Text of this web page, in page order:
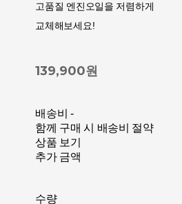
고품질 엔진오일을 저렴하게
교체해보세요!
139,900원
배송비 -
함께 구매 시 배송비 절약
상품 보기
추가 금액
수량